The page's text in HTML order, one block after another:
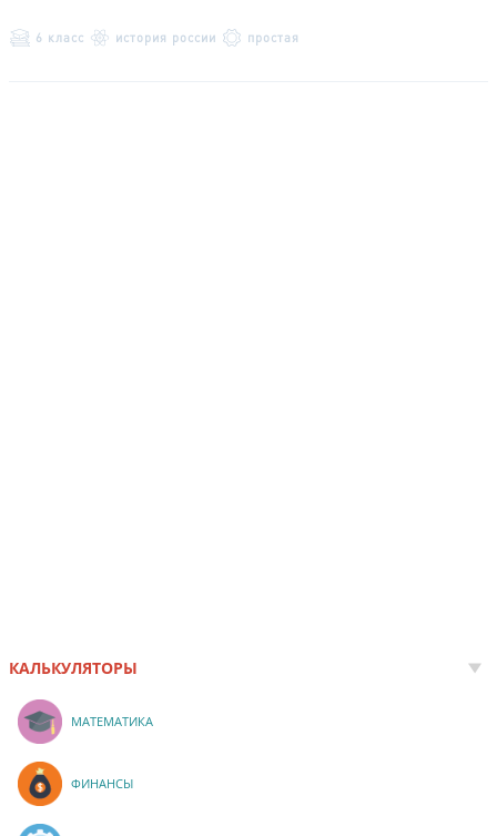
6 класс история россии простая
КАЛЬКУЛЯТОРЫ
МАТЕМАТИКА
ФИНАНСЫ